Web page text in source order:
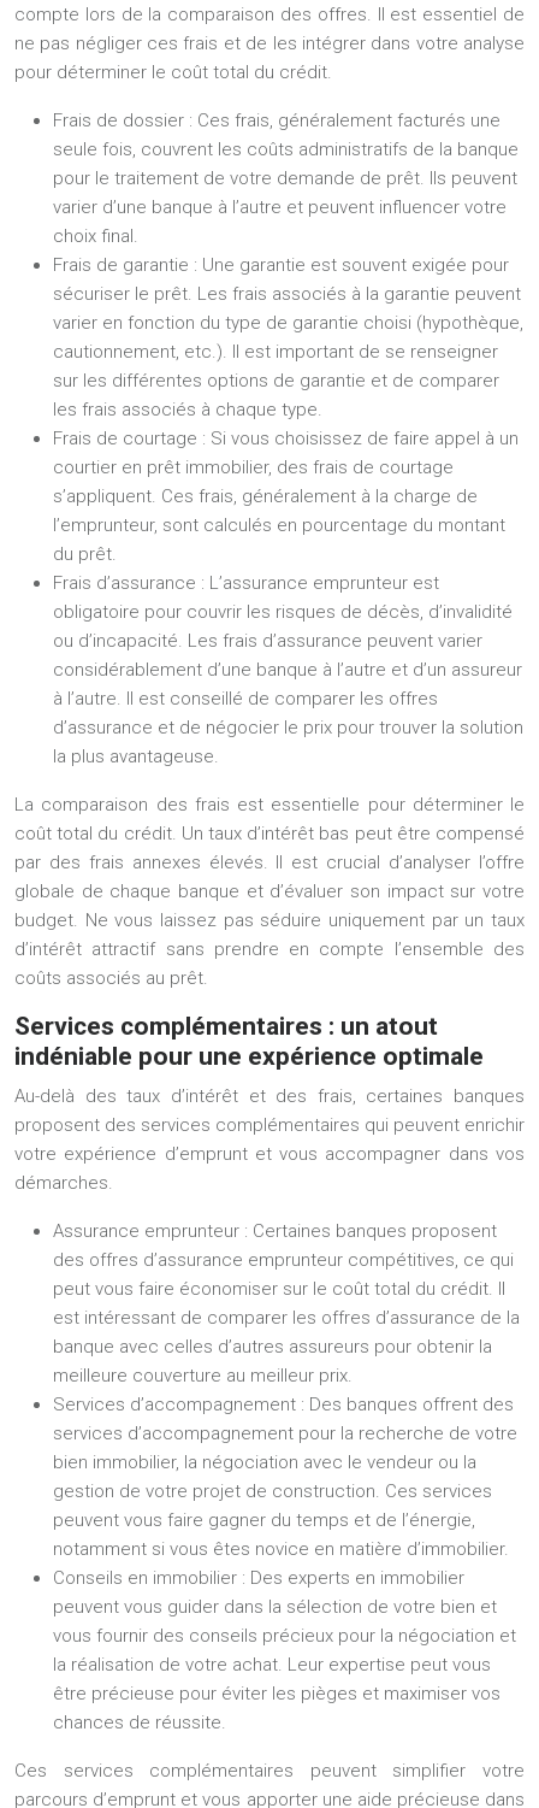
compte lors de la comparaison des offres. Il est essentiel de
ne pas négliger ces frais et de les intégrer dans votre analyse
pour déterminer le coût total du crédit.
Frais de dossier : Ces frais, généralement facturés une
seule fois, couvrent les coûts administratifs de la banque
pour le traitement de votre demande de prêt. Ils peuvent
varier d’une banque à l’autre et peuvent influencer votre
choix final.
Frais de garantie : Une garantie est souvent exigée pour
sécuriser le prêt. Les frais associés à la garantie peuvent
varier en fonction du type de garantie choisi (hypothèque,
cautionnement, etc.). Il est important de se renseigner
sur les différentes options de garantie et de comparer
les frais associés à chaque type.
Frais de courtage : Si vous choisissez de faire appel à un
courtier en prêt immobilier, des frais de courtage
s’appliquent. Ces frais, généralement à la charge de
l’emprunteur, sont calculés en pourcentage du montant
du prêt.
Frais d’assurance : L’assurance emprunteur est
obligatoire pour couvrir les risques de décès, d’invalidité
ou d’incapacité. Les frais d’assurance peuvent varier
considérablement d’une banque à l’autre et d’un assureur
à l’autre. Il est conseillé de comparer les offres
d’assurance et de négocier le prix pour trouver la solution
la plus avantageuse.
La comparaison des frais est essentielle pour déterminer le
coût total du crédit. Un taux d’intérêt bas peut être compensé
par des frais annexes élevés. Il est crucial d’analyser l’offre
globale de chaque banque et d’évaluer son impact sur votre
budget. Ne vous laissez pas séduire uniquement par un taux
d’intérêt attractif sans prendre en compte l’ensemble des
coûts associés au prêt.
Services complémentaires : un atout
indéniable pour une expérience optimale
Au-delà des taux d’intérêt et des frais, certaines banques
proposent des services complémentaires qui peuvent enrichir
votre expérience d’emprunt et vous accompagner dans vos
démarches.
Assurance emprunteur : Certaines banques proposent
des offres d’assurance emprunteur compétitives, ce qui
peut vous faire économiser sur le coût total du crédit. Il
est intéressant de comparer les offres d’assurance de la
banque avec celles d’autres assureurs pour obtenir la
meilleure couverture au meilleur prix.
Services d’accompagnement : Des banques offrent des
services d’accompagnement pour la recherche de votre
bien immobilier, la négociation avec le vendeur ou la
gestion de votre projet de construction. Ces services
peuvent vous faire gagner du temps et de l’énergie,
notamment si vous êtes novice en matière d’immobilier.
Conseils en immobilier : Des experts en immobilier
peuvent vous guider dans la sélection de votre bien et
vous fournir des conseils précieux pour la négociation et
la réalisation de votre achat. Leur expertise peut vous
être précieuse pour éviter les pièges et maximiser vos
chances de réussite.
Ces services complémentaires peuvent simplifier votre
parcours d’emprunt et vous apporter une aide précieuse dans